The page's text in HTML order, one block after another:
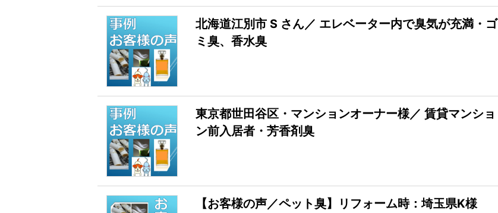
北海道江別市 S さん／ エレベーター内で臭気が充満・ゴ
ミ臭、香水臭
東京都世田谷区・マンションオーナー様／ 賃貸マンショ
ン前入居者・芳香剤臭
【お客様の声／ペット臭】リフォーム時：埼玉県K様